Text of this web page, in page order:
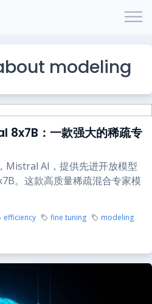
modeling
：一款强大的稀疏专
Mistral AI，提供先进开放模型
。这款高质量稀疏混合专家模
efficiency fine tuning
modeling